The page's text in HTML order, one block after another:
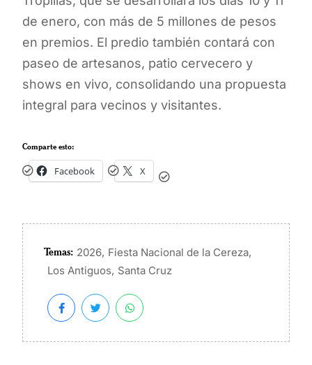
de enero, con más de 5 millones de pesos
en premios. El predio también contará con
paseo de artesanos, patio cervecero y
shows en vivo, consolidando una propuesta
integral para vecinos y visitantes.
Comparte esto:
Facebook X
Temas: 2026, Fiesta Nacional de la Cereza,
Los Antiguos, Santa Cruz